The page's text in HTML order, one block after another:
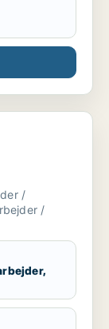
/
/
/